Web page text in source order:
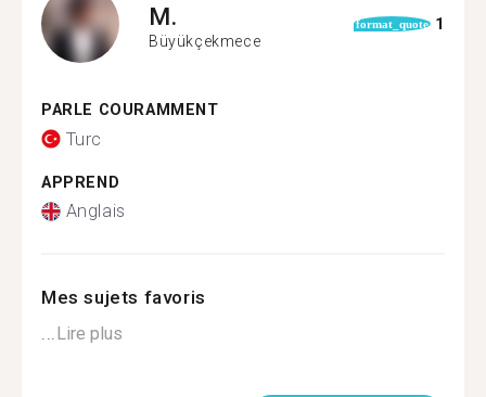
M.
Büyükçekmece
format_quote 1
PARLE COURAMMENT
Turc
APPREND
Anglais
Mes sujets favoris
...Lire plus